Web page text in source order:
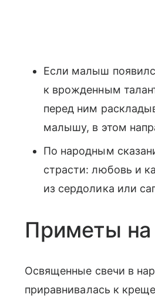
Если малыш
к врожденным
перед ним
малышу, в этом
По народным
страсти: любовь и
из сердолика или
Приметы на
Освященные свечи в
приравнивалась к